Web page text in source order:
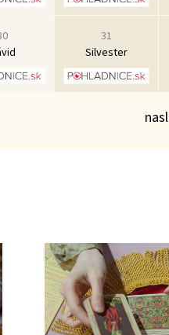
31
Silvester